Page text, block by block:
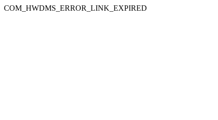
COM_HWDMS_ERROR_LINK_EXPIRED